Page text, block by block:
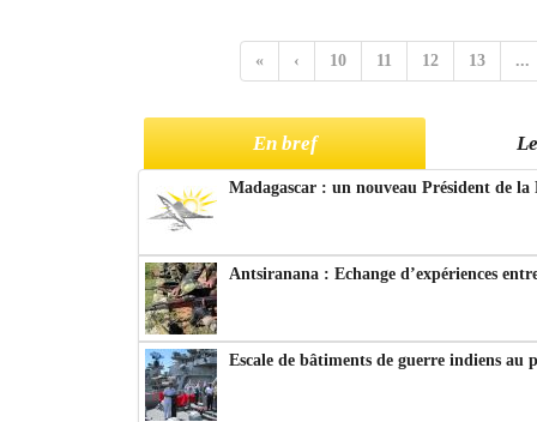
« ‹ 10 11 12 13 ...
En bref
Madagascar : un nouveau Président de
Antsiranana : Echange d’expériences
Escale de bâtiments de guerre indiens au